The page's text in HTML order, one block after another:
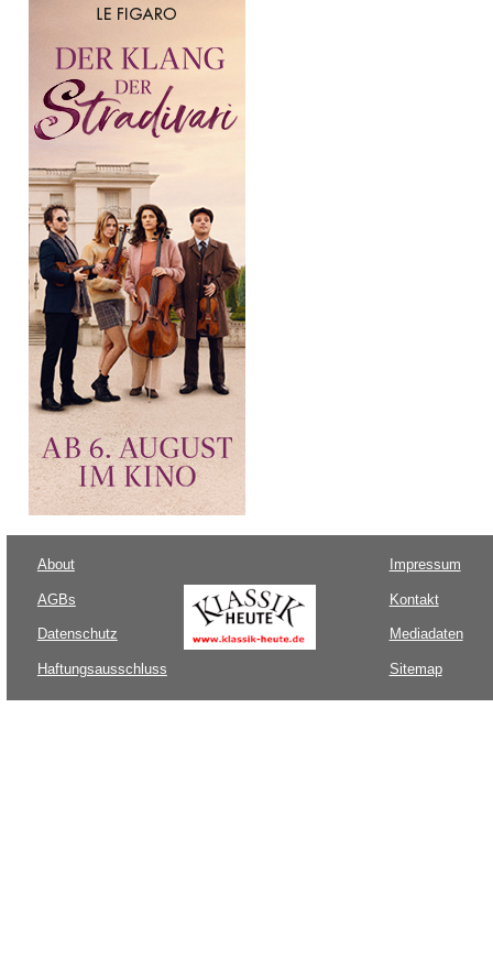
About
AGBs
Datenschutz
Haftungsausschluss
Impressum
Kontakt
Mediadaten
Sitemap